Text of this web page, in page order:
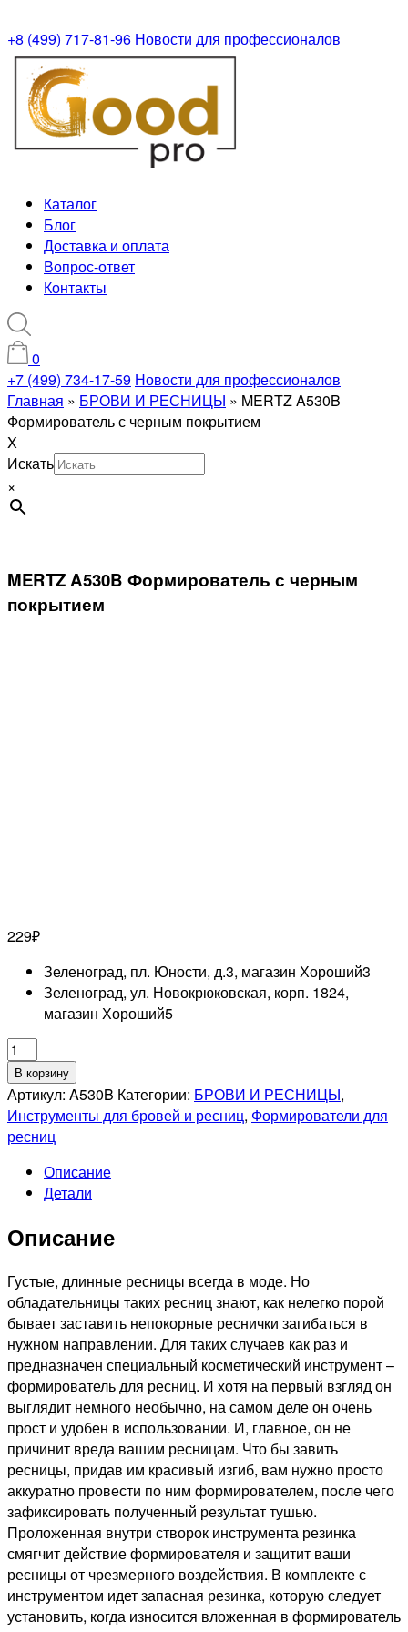
+8 (499) 717-81-96 Новости для профессионалов
Каталог
Блог
Доставка и оплата
Вопрос-ответ
Контакты
0
+7 (499) 734-17-59 Новости для профессионалов
Главная » БРОВИ И РЕСНИЦЫ » MERTZ A530B
Формирователь с черным покрытием
X
Искать
×
MERTZ A530B Формирователь с черным
покрытием
229₽
Зеленоград, пл. Юности, д.3, магазин Хороший3
Зеленоград, ул. Новокрюковская, корп. 1824,
магазин Хороший5
Количество
товара
MERTZ
A530B
Формирователь
черным
покрытием
В корзину
Артикул: A530B Категории: БРОВИ И РЕСНИЦЫ,
Инструменты для бровей и ресниц, Формирователи для
ресниц
Описание
Детали
Описание
Густые, длинные ресницы всегда в моде. Но
обладательницы таких ресниц знают, как нелегко порой
бывает заставить непокорные реснички загибаться в
нужном направлении. Для таких случаев как раз и
предназначен специальный косметический инструмент –
формирователь для ресниц. И хотя на первый взгляд он
выглядит немного необычно, на самом деле он очень
прост и удобен в использовании. И, главное, он не
причинит вреда вашим ресницам. Что бы завить
ресницы, придав им красивый изгиб, вам нужно просто
аккуратно провести по ним формирователем, после чего
зафиксировать полученный результат тушью.
Проложенная внутри створок инструмента резинка
смягчит действие формирователя и защитит ваши
ресницы от чрезмерного воздействия. В комплекте с
инструментом идет запасная резинка, которую следует
установить, когда износится вложенная в формирователь